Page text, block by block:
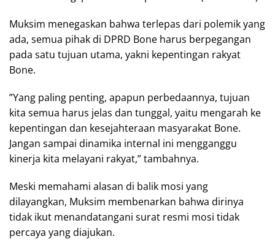
​Muksim menegaskan bahwa terlepas dari polemik yang
ada, semua pihak di DPRD Bone harus berpegangan
pada satu tujuan utama, yakni kepentingan rakyat
Bone.
​”Yang paling penting, apapun perbedaannya, tujuan
kita semua harus jelas dan tunggal, yaitu mengarah ke
kepentingan dan kesejahteraan masyarakat Bone.
Jangan sampai dinamika internal ini mengganggu
kinerja kita melayani rakyat,” tambahnya.
​Meski memahami alasan di balik mosi yang
dilayangkan, Muksim membenarkan bahwa dirinya
tidak ikut menandatangani surat resmi mosi tidak
percaya yang diajukan.